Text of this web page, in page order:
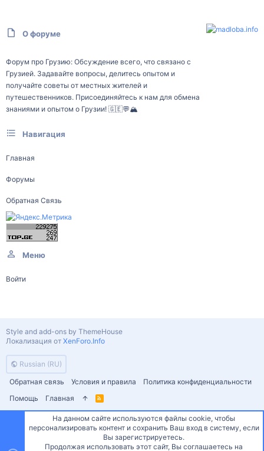
О форуме
Форум про Грузию: Обсуждение всего, что связано с
Грузией. Задавайте вопросы, делитесь опытом и
получайте советы от местных жителей и
путешественников. Присоединяйтесь к нам для обмена
знаниями и опытом о Грузии! 🇬🇪💬🏔️
Навигация
Главная
Форумы
Обратная Связь
Меню
Войти
Russian (RU)
Обратная связь
Условия и правила
Политика конфиденциальности
Помощь
Главная
R
S
Style and add-ons by ThemeHouse
Локализация от XenForo.Info
СверхуСнизу
На данном сайте используются файлы cookie, чтобы
персонализировать контент и сохранить Ваш вход в систему, если
Вы зарегистрируетесь.
Продолжая использовать этот сайт, Вы соглашаетесь на